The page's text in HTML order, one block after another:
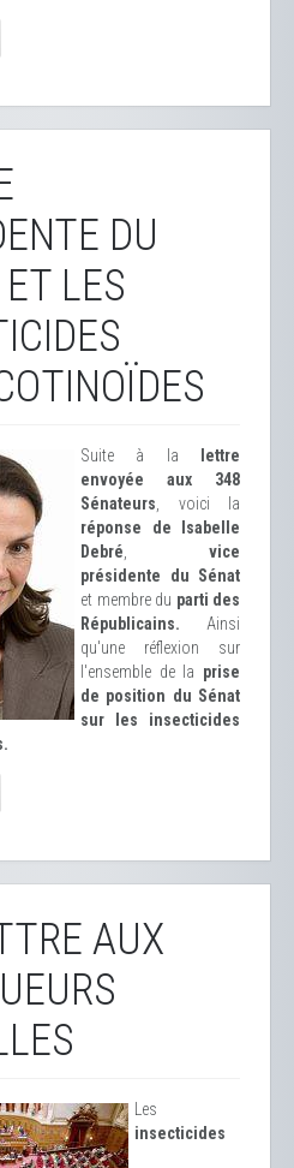
DU
LES
Suite à la
lettre
envoyée aux 348
Sénateurs , voici la
réponse de Isabelle
Debré
vice
présidente du Sénat
et membre du parti des
Républicains. Ainsi
qu'une réflexion sur
l'ensemble de la prise
de position du Sénat
sur les insecticides
AUX
Les
insecticides